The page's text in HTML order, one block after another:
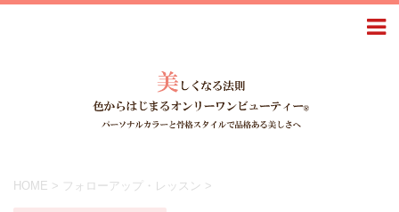
HOME > フォローアップ・レッスン >